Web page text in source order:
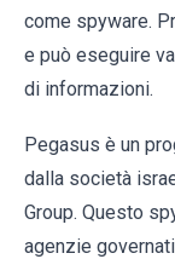
come spyware.
e può eseguire
di informazioni.
Pegasus è un
dalla società
Group. Questo
agenzie